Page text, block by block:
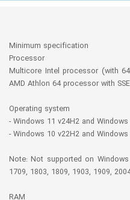
Minimum specification
Processor
Multicore Intel processor (with
AMD Athlon 64 processor with
Operating system
- Windows 11 v24H2 and
- Windows 10 v22H2 and
Note: Not supported on
1709, 1803, 1809, 1903, 1909,
RAM